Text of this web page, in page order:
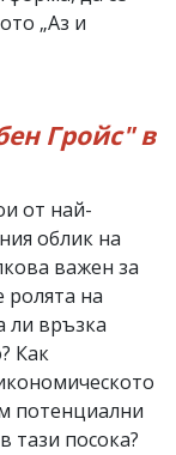
„Аз и
Гройс" в
от най-
облик на
важен за
ролята на
ли връзка
Как
потенциални
тази посока?